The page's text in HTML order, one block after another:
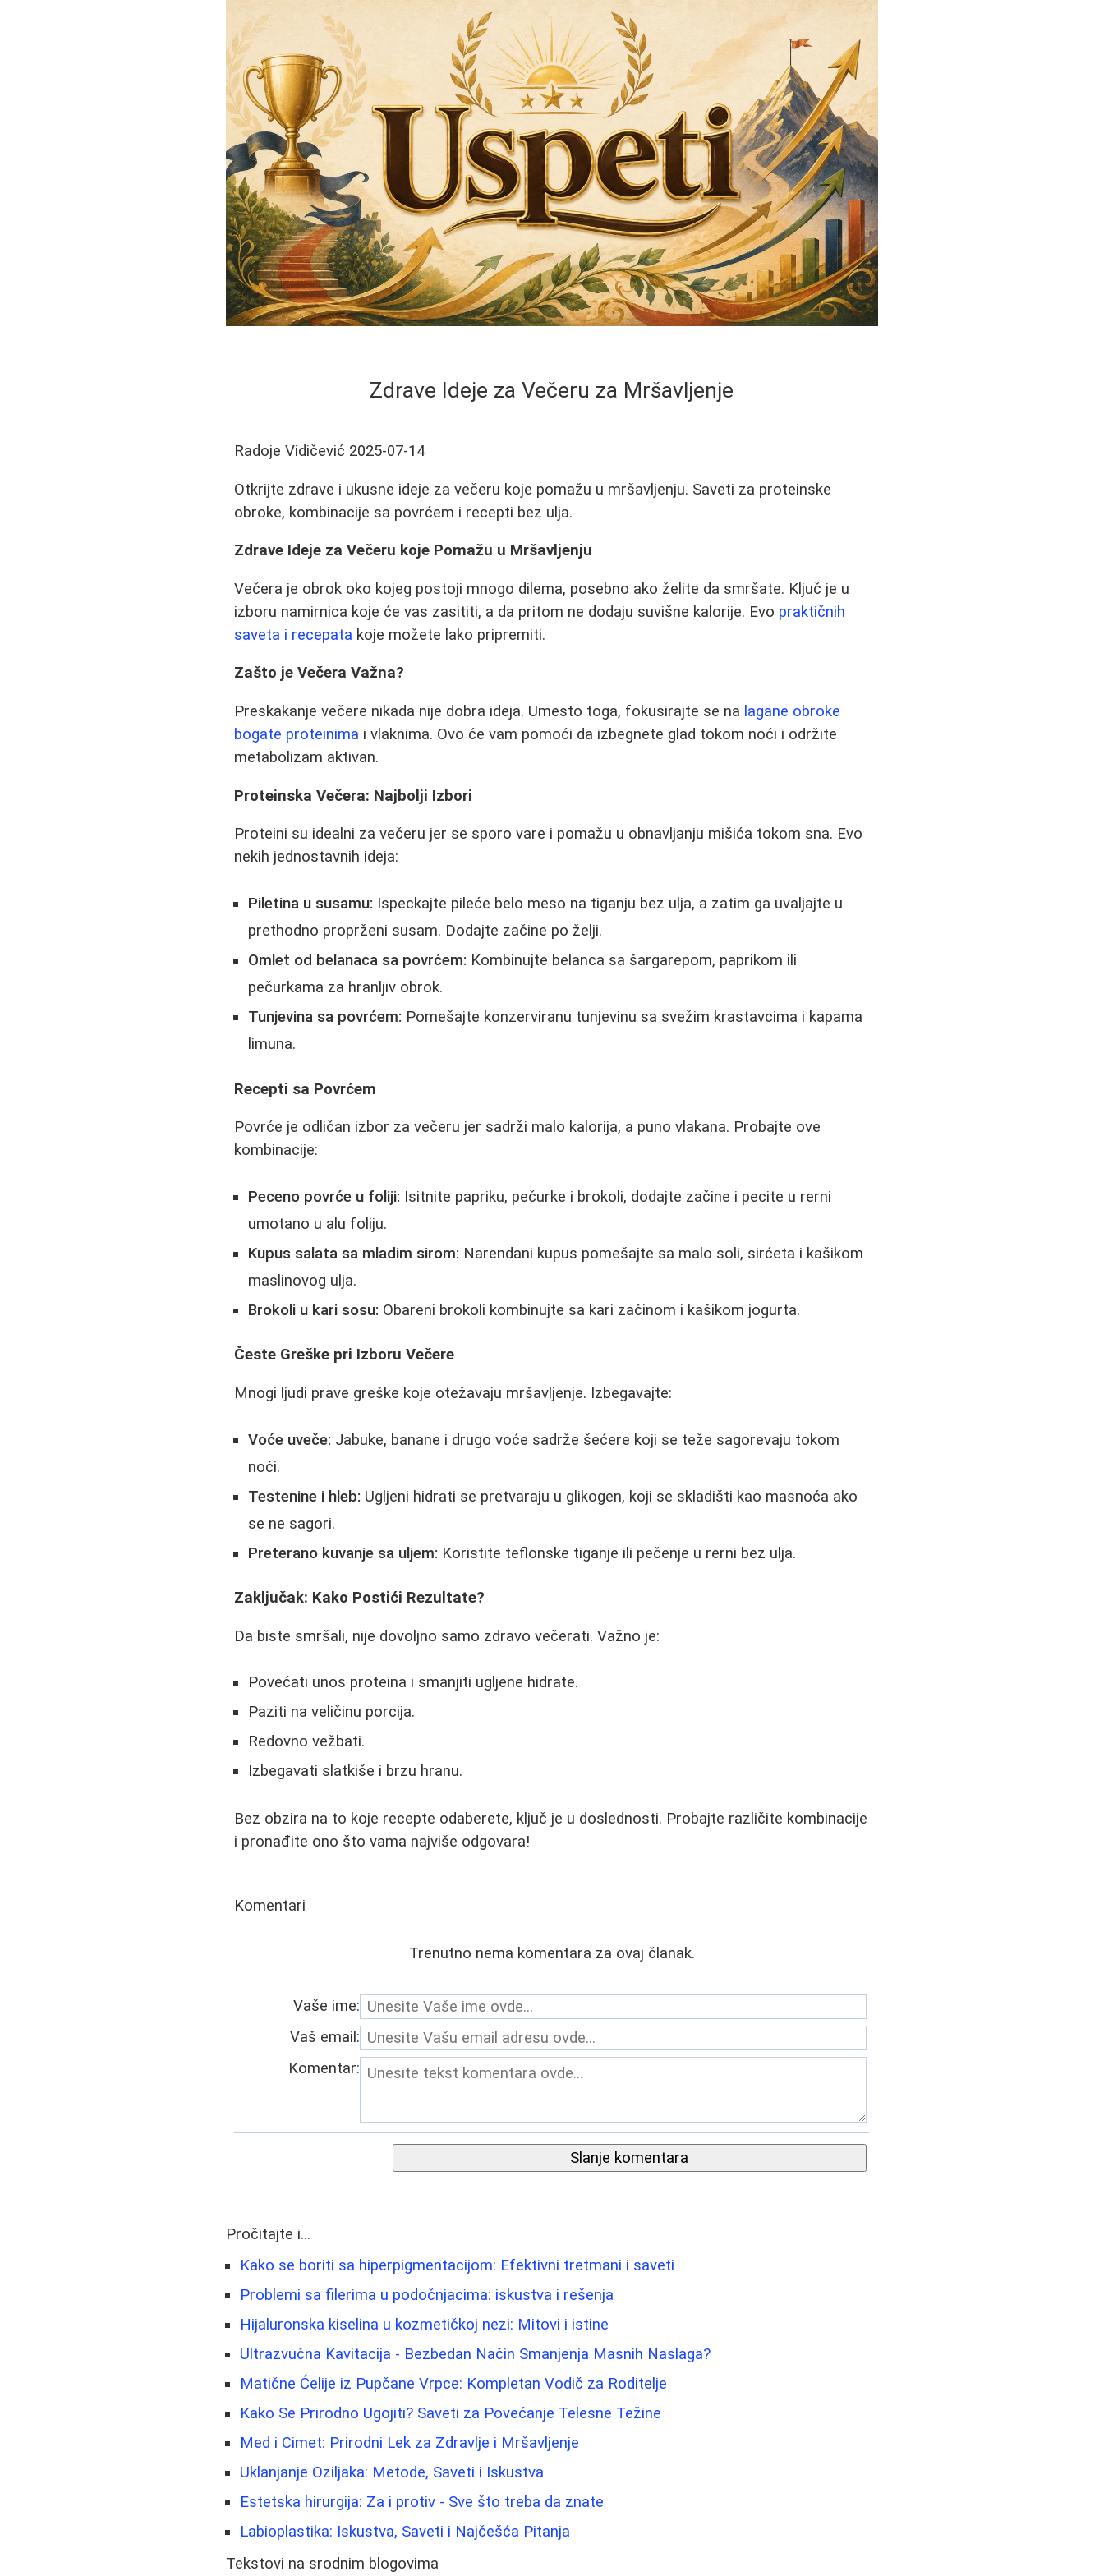
Zdrave Ideje za Večeru za Mršavljenje
Radoje Vidičević 2025-07-14
Otkrijte zdrave i ukusne ideje za večeru koje pomažu u mršavljenju. Saveti za proteinske
obroke, kombinacije sa povrćem i recepti bez ulja.
Zdrave Ideje za Večeru koje Pomažu u Mršavljenju
Večera je obrok oko kojeg postoji mnogo dilema, posebno ako želite da smršate. Ključ je u
izboru namirnica koje će vas zasititi, a da pritom ne dodaju suvišne kalorije. Evo praktičnih
saveta i recepata koje možete lako pripremiti.
Zašto je Večera Važna?
Preskakanje večere nikada nije dobra ideja. Umesto toga, fokusirajte se na lagane obroke
bogate proteinima i vlaknima. Ovo će vam pomoći da izbegnete glad tokom noći i održite
metabolizam aktivan.
Proteinska Večera: Najbolji Izbori
Proteini su idealni za večeru jer se sporo vare i pomažu u obnavljanju mišića tokom sna. Evo
nekih jednostavnih ideja:
Piletina u susamu: Ispeckajte pileće belo meso na tiganju bez ulja, a zatim ga uvaljajte u
prethodno proprženi susam. Dodajte začine po želji.
Omlet od belanaca sa povrćem: Kombinujte belanca sa šargarepom, paprikom ili
pečurkama za hranljiv obrok.
Tunjevina sa povrćem: Pomešajte konzerviranu tunjevinu sa svežim krastavcima i kapama
limuna.
Recepti sa Povrćem
Povrće je odličan izbor za večeru jer sadrži malo kalorija, a puno vlakana. Probajte ove
kombinacije:
Peceno povrće u foliji: Isitnite papriku, pečurke i brokoli, dodajte začine i pecite u rerni
umotano u alu foliju.
Kupus salata sa mladim sirom: Narendani kupus pomešajte sa malo soli, sirćeta i kašikom
maslinovog ulja.
Brokoli u kari sosu: Obareni brokoli kombinujte sa kari začinom i kašikom jogurta.
Česte Greške pri Izboru Večere
Mnogi ljudi prave greške koje otežavaju mršavljenje. Izbegavajte:
Voće uveče: Jabuke, banane i drugo voće sadrže šećere koji se teže sagorevaju tokom
noći.
Testenine i hleb: Ugljeni hidrati se pretvaraju u glikogen, koji se skladišti kao masnoća ako
se ne sagori.
Preterano kuvanje sa uljem: Koristite teflonske tiganje ili pečenje u rerni bez ulja.
Zaključak: Kako Postići Rezultate?
Da biste smršali, nije dovoljno samo zdravo večerati. Važno je:
Povećati unos proteina i smanjiti ugljene hidrate.
Paziti na veličinu porcija.
Redovno vežbati.
Izbegavati slatkiše i brzu hranu.
Bez obzira na to koje recepte odaberete, ključ je u doslednosti. Probajte različite kombinacije
i pronađite ono što vama najviše odgovara!
Komentari
Trenutno nema komentara za ovaj članak.
Vaše ime:
Vaš email:
Komentar:
Slanje komentara
Pročitajte i...
Kako se boriti sa hiperpigmentacijom: Efektivni tretmani i saveti
Problemi sa filerima u podočnjacima: iskustva i rešenja
Hijaluronska kiselina u kozmetičkoj nezi: Mitovi i istine
Ultrazvučna Kavitacija - Bezbedan Način Smanjenja Masnih Naslaga?
Matične Ćelije iz Pupčane Vrpce: Kompletan Vodič za Roditelje
Kako Se Prirodno Ugojiti? Saveti za Povećanje Telesne Težine
Med i Cimet: Prirodni Lek za Zdravlje i Mršavljenje
Uklanjanje Oziljaka: Metode, Saveti i Iskustva
Estetska hirurgija: Za i protiv - Sve što treba da znate
Labioplastika: Iskustva, Saveti i Najčešća Pitanja
Tekstovi na srodnim blogovima